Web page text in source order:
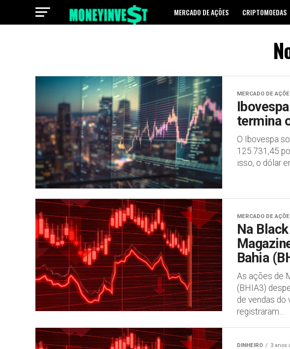
MERCADO DE AÇÕES CRIPTOMOEDAS
MERCADO DE
termina
O Ibovespa
125.731,45
isso, o dólar
MERCADO DE
Na
Bahia
As ações de
(BHIA3)
de vendas do
registraram...
DINHEIRO 3 anos